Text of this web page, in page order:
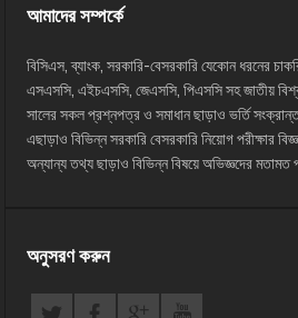
আমাদের সম্পর্কে
বিসিএস, ব্যাংক, সরকারি-বেসরকারি যেকোন ধরনের
এসএসসি, এইচএসসি, জেএসসি, পিএসসি সহ জাতীয়
সালের সকল প্রশ্নপত্র ও সমাধান ছাড়াও ভর্তি
এছাড়াও বিভিন্ন সরকারি বেসরকারি নিয়োগ পরীক্ষার
অন্যান্য তথ্য ছাড়াও বিভিন্ন বিষয়ে অভিজ্ঞদের মতামত
অনুসরণ করুন